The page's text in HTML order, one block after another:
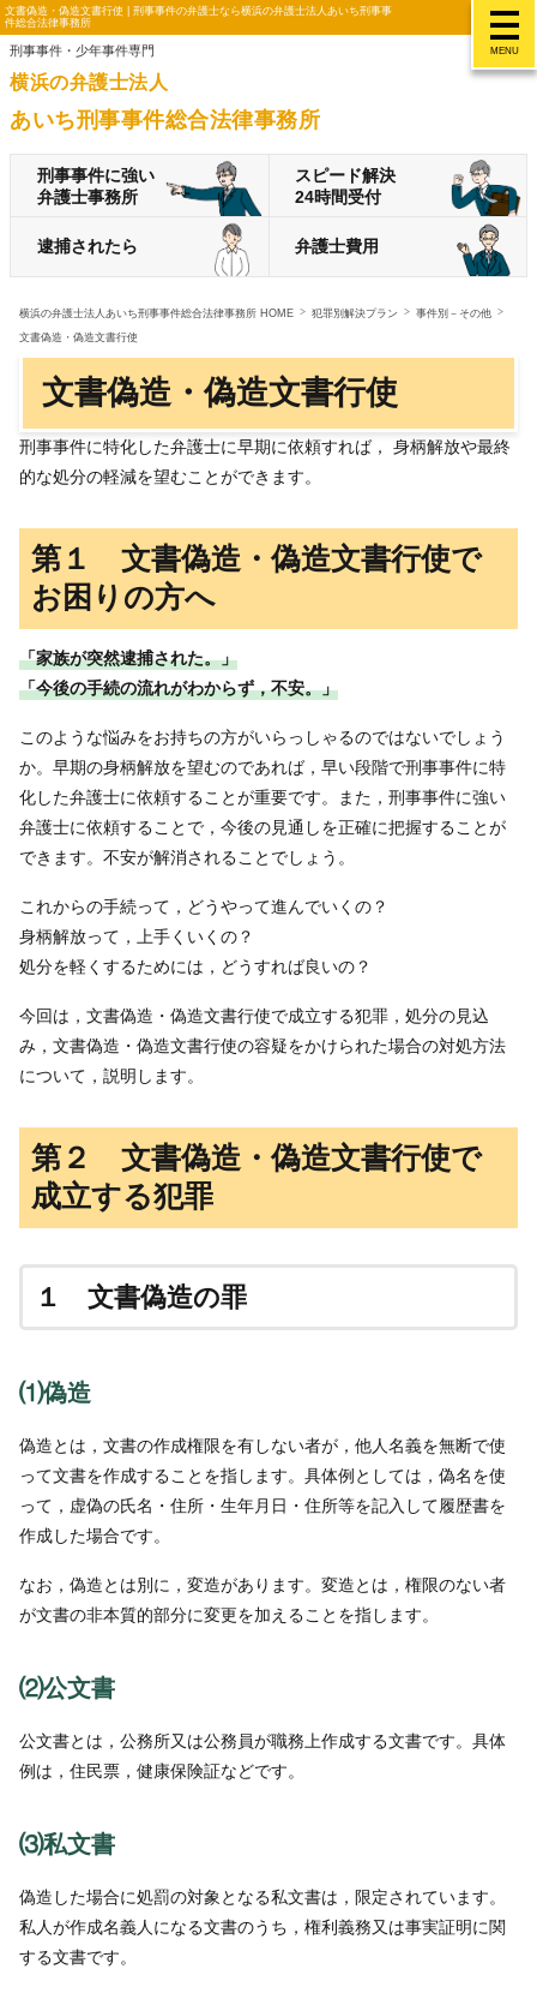
MENU
文書偽造・偽造文書行使 | 刑事事件の弁護士なら横浜の弁護士法人あいち刑事事
件総合法律事務所
刑事事件・少年事件専門
横浜の弁護士法人
あいち刑事事件総合法律事務所
刑事事件に強い
弁護士事務所
スピード解決
24時間受付
逮捕されたら 弁護士費用
横浜の弁護士法人あいち刑事事件総合法律事務所 HOME 犯罪別解決プラン
事件別－その他
文書偽造・偽造文書行使
文書偽造・偽造文書行使
刑事事件に特化した弁護士に早期に依頼すれば， 身柄解放や最終
的な処分の軽減を望むことができます。
第１ 文書偽造・偽造文書行使で
お困りの方へ
「家族が突然逮捕された。」
「今後の手続の流れがわからず，不安。」
このような悩みをお持ちの方がいらっしゃるのではないでしょう
か。早期の身柄解放を望むのであれば，早い段階で刑事事件に特
化した弁護士に依頼することが重要です。また，刑事事件に強い
弁護士に依頼することで，今後の見通しを正確に把握することが
できます。不安が解消されることでしょう。
これからの手続って，どうやって進んでいくの？
身柄解放って，上手くいくの？
処分を軽くするためには，どうすれば良いの？
今回は，文書偽造・偽造文書行使で成立する犯罪，処分の見込
み，文書偽造・偽造文書行使の容疑をかけられた場合の対処方法
について，説明します。
第２ 文書偽造・偽造文書行使で
成立する犯罪
１ 文書偽造の罪
⑴偽造
偽造とは，文書の作成権限を有しない者が，他人名義を無断で使
って文書を作成することを指します。具体例としては，偽名を使
って，虚偽の氏名・住所・生年月日・住所等を記入して履歴書を
作成した場合です。
なお，偽造とは別に，変造があります。変造とは，権限のない者
が文書の非本質的部分に変更を加えることを指します。
⑵公文書
公文書とは，公務所又は公務員が職務上作成する文書です。具体
例は，住民票，健康保険証などです。
⑶私文書
偽造した場合に処罰の対象となる私文書は，限定されています。
私人が作成名義人になる文書のうち，権利義務又は事実証明に関
する文書です。